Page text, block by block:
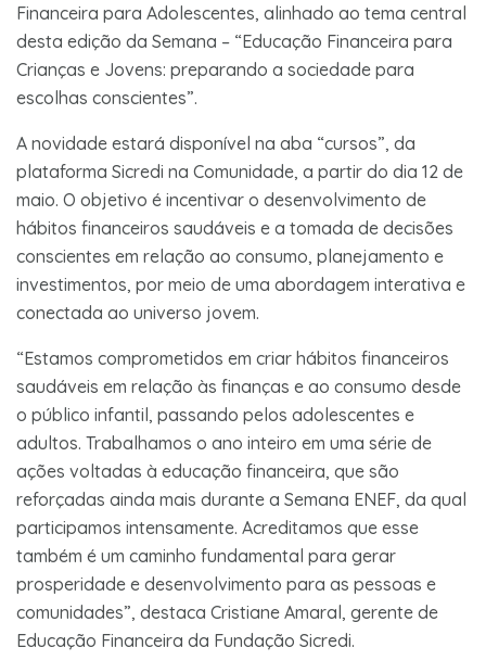
Financeira para Adolescentes, alinhado ao tema central
desta edição da Semana – “Educação Financeira para
Crianças e Jovens: preparando a sociedade para
escolhas conscientes”.
A novidade estará disponível na aba “cursos”, da
plataforma Sicredi na Comunidade, a partir do dia 12 de
maio. O objetivo é incentivar o desenvolvimento de
hábitos financeiros saudáveis e a tomada de decisões
conscientes em relação ao consumo, planejamento e
investimentos, por meio de uma abordagem interativa e
conectada ao universo jovem.
“Estamos comprometidos em criar hábitos financeiros
saudáveis em relação às finanças e ao consumo desde
o público infantil, passando pelos adolescentes e
adultos. Trabalhamos o ano inteiro em uma série de
ações voltadas à educação financeira, que são
reforçadas ainda mais durante a Semana ENEF, da qual
participamos intensamente. Acreditamos que esse
também é um caminho fundamental para gerar
prosperidade e desenvolvimento para as pessoas e
comunidades”, destaca Cristiane Amaral, gerente de
Educação Financeira da Fundação Sicredi.